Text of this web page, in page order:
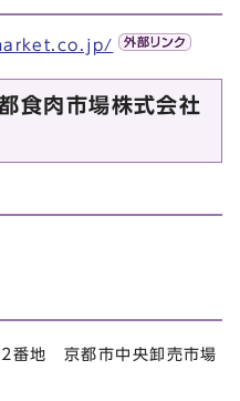
肉市場株式会社
2番地 京都市中央卸売市場